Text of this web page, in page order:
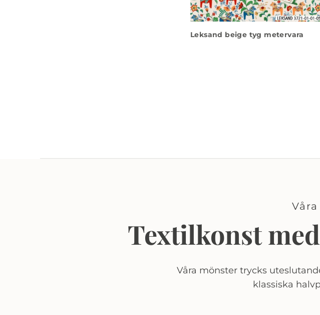
Leksand beige tyg metervara
Textilkonst
Våra mönster trycks
klassiska